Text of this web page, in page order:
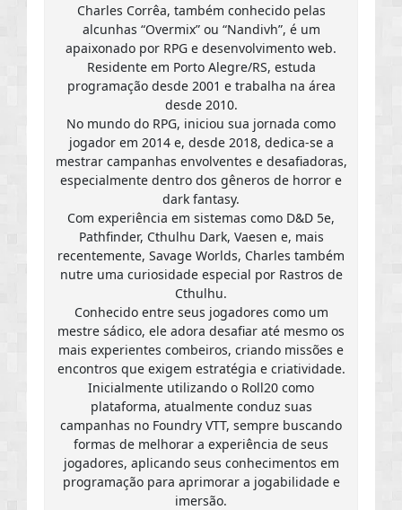
Charles Corrêa, também conhecido pelas
alcunhas “Overmix” ou “Nandivh”, é um
apaixonado por RPG e desenvolvimento web.
Residente em Porto Alegre/RS, estuda
programação desde 2001 e trabalha na área
desde 2010.
No mundo do RPG, iniciou sua jornada como
jogador em 2014 e, desde 2018, dedica-se a
mestrar campanhas envolventes e desafiadoras,
especialmente dentro dos gêneros de horror e
dark fantasy.
Com experiência em sistemas como D&D 5e,
Pathfinder, Cthulhu Dark, Vaesen e, mais
recentemente, Savage Worlds, Charles também
nutre uma curiosidade especial por Rastros de
Cthulhu.
Conhecido entre seus jogadores como um
mestre sádico, ele adora desafiar até mesmo os
mais experientes combeiros, criando missões e
encontros que exigem estratégia e criatividade.
Inicialmente utilizando o Roll20 como
plataforma, atualmente conduz suas
campanhas no Foundry VTT, sempre buscando
formas de melhorar a experiência de seus
jogadores, aplicando seus conhecimentos em
programação para aprimorar a jogabilidade e
imersão.